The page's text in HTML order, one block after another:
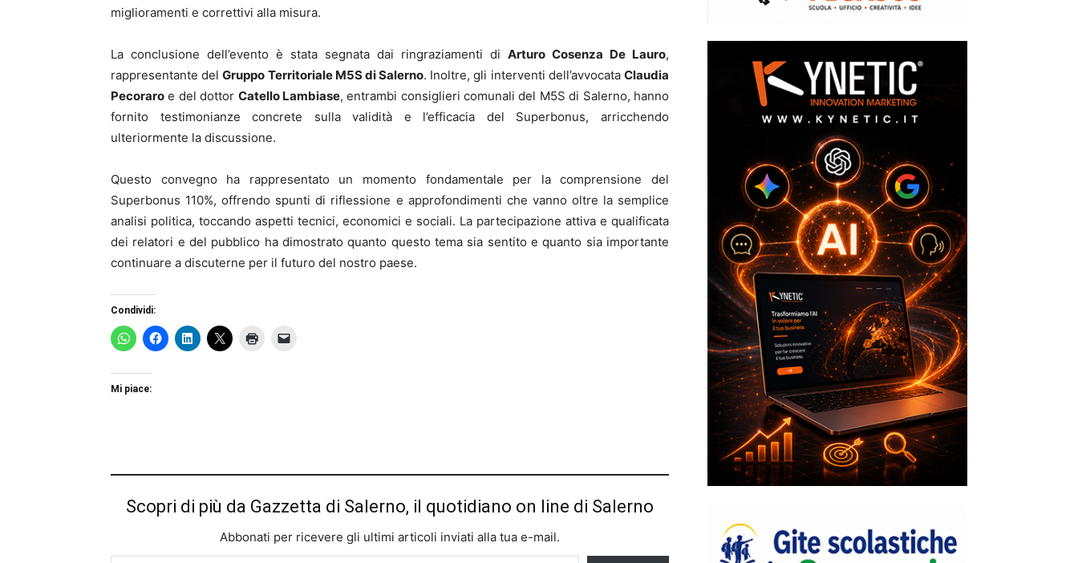
miglioramenti e correttivi alla misura.
La conclusione dell’evento è stata segnata dai ringraziamenti di Arturo Cosenza De Lauro,
rappresentante delGruppo Territoriale M5S di Salerno. Inoltre, gli interventi dell’avvocataClaudia
Pecoraro e del dottor Catello Lambiase, entrambi consiglieri comunali del M5S di Salerno, hanno
fornito testimonianze concrete sulla validità e l’efficacia del Superbonus, arricchendo
ulteriormente la discussione.
Questo convegno ha rappresentato un momento fondamentale per la comprensione del
Superbonus 110%, offrendo spunti di riflessione e approfondimenti che vanno oltre la semplice
analisi politica, toccando aspetti tecnici, economici e sociali. La partecipazione attiva e qualificata
dei relatori e del pubblico ha dimostrato quanto questo tema sia sentito e quanto sia importante
continuare a discuterne per il futuro del nostro paese.
Condividi:
Mi piace:
Scopri di più da Gazzetta di Salerno, il quotidiano on line di Salerno
Abbonati per ricevere gli ultimi articoli inviati alla tua e-mail.
Digita la tua e-mail...